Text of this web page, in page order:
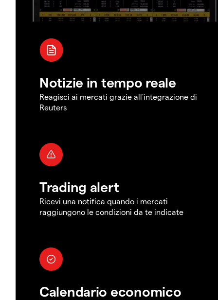
Notizie in tempo reale
Reagisci ai mercati grazie all'integrazione di
Reuters
Trading alert
Ricevi una notifica quando i mercati
raggiungono le condizioni da te indicate
Calendario economico